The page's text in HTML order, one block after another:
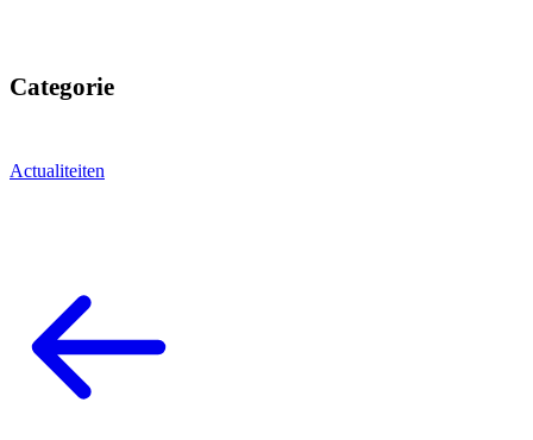
Categorie
Actualiteiten